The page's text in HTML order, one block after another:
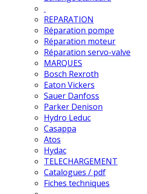
REPARATION
Réparation pompe
Réparation moteur
Réparation servo-valve
MARQUES
Bosch Rexroth
Eaton Vickers
Sauer Danfoss
Parker Denison
Hydro Leduc
Casappa
Atos
Hydac
TELECHARGEMENT
Catalogues / pdf
Fiches techniques